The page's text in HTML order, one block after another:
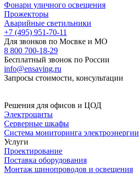
Фонари уличного освещения
Прожекторы
Аварийные светильники
+7 (495) 951-70-11
Для звонков по Мосвке и МО
8 800 700-18-29
Бесплатный звонок по России
info@ensaving.ru
Запросы стоимости, консультации
Решения для офисов и ЦОД
Электрощиты
Серверные шкафы
Система мониторинга электроэнергии
Услуги
Проектирование
Поставка оборудования
Монтаж шинопроводов и освещения